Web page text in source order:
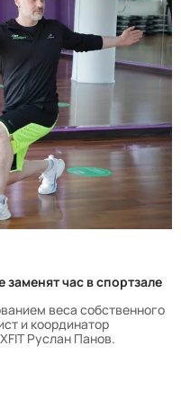
час в спортзале
веса собственного
и координатор
Руслан Панов.